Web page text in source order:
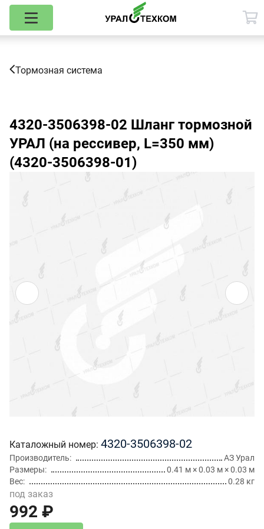
Тормозная система
4320-3506398-02 Шланг тормозной
УРАЛ (на рессивер, L=350 мм)
(4320-3506398-01)
Каталожный номер 4320-3506398-02
Производитель
АЗ Урал
Размеры
0.41 м × 0.03 м × 0.03 м
Вес
0.28 кг
под заказ
992 ₽